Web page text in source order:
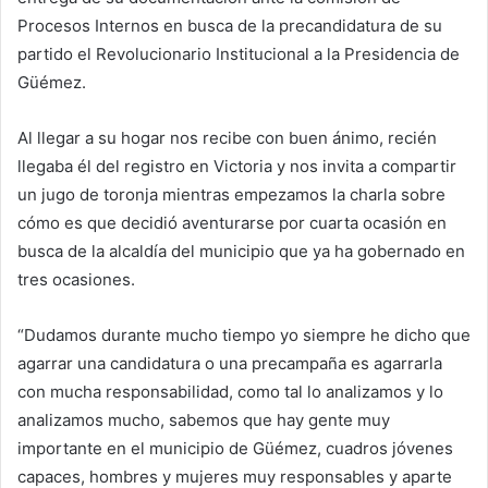
Procesos Internos en busca de la precandidatura de su
partido el Revolucionario Institucional a la Presidencia de
Güémez.
Al llegar a su hogar nos recibe con buen ánimo, recién
llegaba él del registro en Victoria y nos invita a compartir
un jugo de toronja mientras empezamos la charla sobre
cómo es que decidió aventurarse por cuarta ocasión en
busca de la alcaldía del municipio que ya ha gobernado en
tres ocasiones.
“Dudamos durante mucho tiempo yo siempre he dicho que
agarrar una candidatura o una precampaña es agarrarla
con mucha responsabilidad, como tal lo analizamos y lo
analizamos mucho, sabemos que hay gente muy
importante en el municipio de Güémez, cuadros jóvenes
capaces, hombres y mujeres muy responsables y aparte